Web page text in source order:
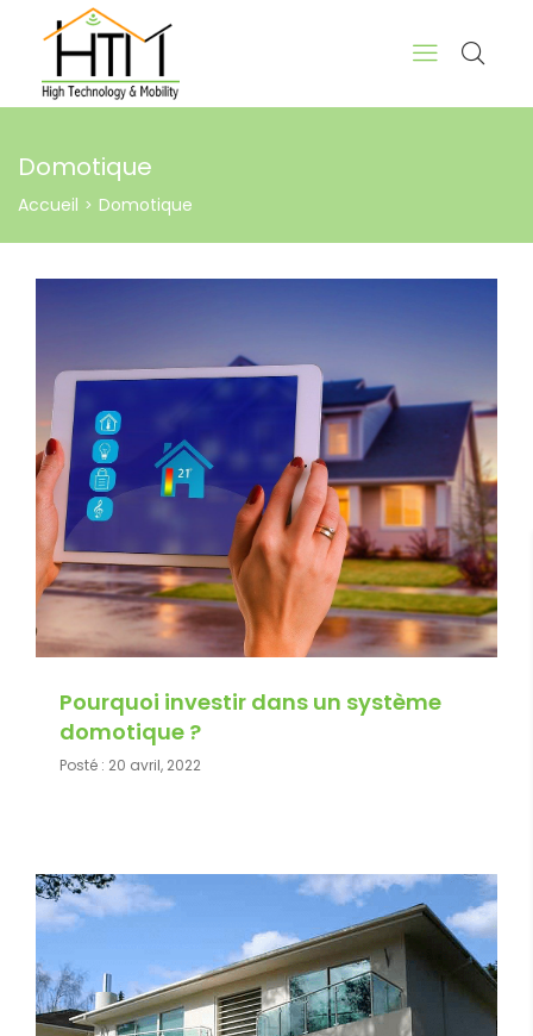
Domotique
Accueil > Domotique
Pourquoi investir dans un système
domotique ?
Posté : 20 avril, 2022